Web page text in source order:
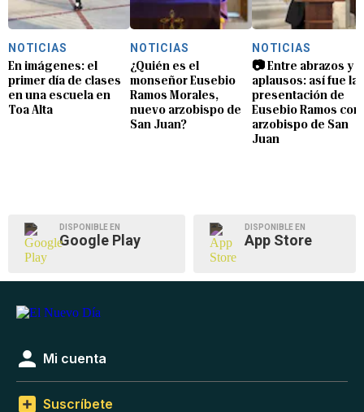
NOTICIAS
En imágenes: el
primer día de clases
en una escuela en
Toa Alta
NOTICIAS
¿Quién es el
monseñor Eusebio
Ramos Morales,
nuevo arzobispo de
San Juan?
NOTICIAS
📷 Entre abrazos y
aplausos: así fue la
presentación de
Eusebio Ramos
arzobispo de San
Juan
DISPONIBLE EN
Google Play
DISPONIBLE EN
App Store
Mi cuenta
Suscríbete